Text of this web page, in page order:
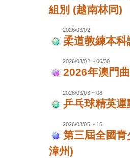
組別 (越南林同)
2026/03/02
柔道教練本科
2026/03/02 ~ 06/30
2026年澳門
2026/03/03 ~ 08
乒乓球精英
2026/03/05 ~ 15
第三屆全國
漳州)